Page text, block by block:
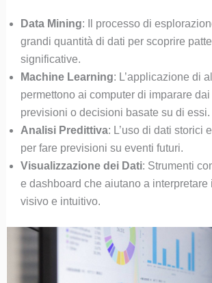
Data Mining: Il processo di
grandi quantità di dati per scoprire
significative.
Machine Learning: L’applicazione di
permettono ai computer di imparare dai
previsioni o decisioni basate su di essi.
Analisi Predittiva: L’uso di dati storici
per fare previsioni su eventi futuri.
Visualizzazione dei Dati: Strumenti
e dashboard che aiutano a interpretare
visivo e intuitivo.